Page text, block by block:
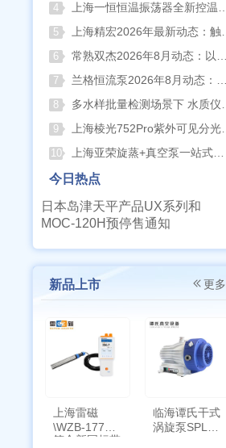
4 上海一恒恒温振荡器全新控温升级技术介绍
5 上海精宏2026年最新动态：触控升级与低温干燥新方案落地
6 常熟双杰2026年8月动态：以产品迭代与资质沉淀夯实实验室设备合规根基
7 兰格恒流泵2026年8月动态：以专利落地与合规升级筑牢精密流体传输根基
8 多水样批量检测场景下 水质仪器提升作业效率的实践思路
9 上海棱光752Pro紫外可见分光光度计核心优势与适用场景解析
10 上海亚荣旋蒸+真空泵一站式实验室配套方案
今日热点
日本岛津天平产品UX系列和
MOC-120H预停售通知
新品上市 更多
上海雷磁
\WZB-177Y
符合新国标带
临海谭氏干式
涡旋泵SPL-